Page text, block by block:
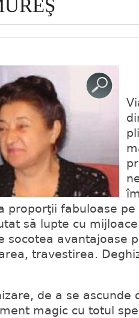
proporţii fabuloase pe
să lupte cu
socotea avantajoase
travestirea.
de a se ascunde
magic cu totul